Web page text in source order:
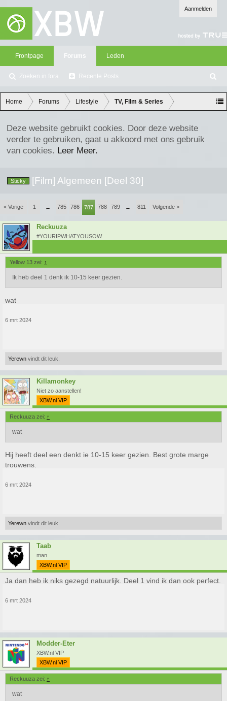
Aanmelden
Frontpage Forums
Zoeken in fora Recente Posts
Leden
oe
ke
n
Home Forums Lifestyle TV, Film & Series
Deze website gebruikt cookies. Door deze website
verder te gebruiken, gaat u akkoord met ons gebruik
van cookies. Leer Meer.
Sticky [Film] Algemeen [Deel 30]
< Vorige 1 ← 785 786 787 788 789 → 811 Volgende >
Reckuuza
#YOURIPWHATYOUSOW
Yellow 13 zei: ↑
Ik heb deel 1 denk ik 10-15 keer gezien.
wat
6 mrt 2024
Yerewn vindt dit leuk.
Killamonkey
Niet zo aanstellen!
XBW.nl VIP
Reckuuza zei: ↑
wat
Hij heeft deel een denkt ie 10-15 keer gezien. Best grote marge
trouwens.
6 mrt 2024
Yerewn vindt dit leuk.
Taab
man
XBW.nl VIP
Ja dan heb ik niks gezegd natuurlijk. Deel 1 vind ik dan ook perfect.
6 mrt 2024
Modder-Eter
XBW.nl VIP
XBW.nl VIP
Reckuuza zei: ↑
wat